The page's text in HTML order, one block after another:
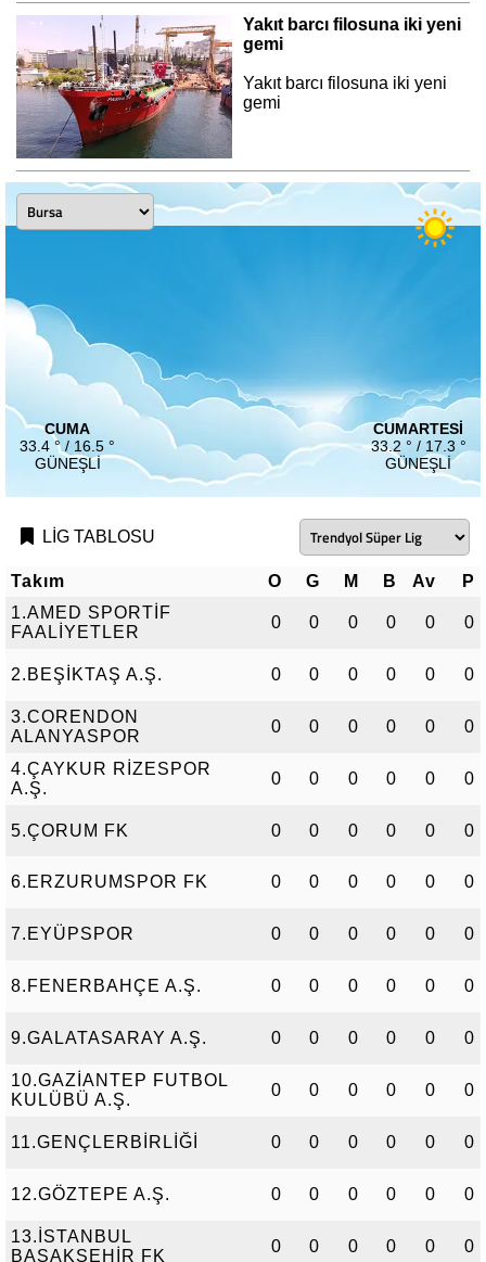
Yakıt barcı filosuna iki yeni
gemi
Yakıt barcı filosuna iki yeni
gemi
CUMA
33.4 ° / 16.5 °
GÜNEŞLI
CUMARTESI
33.2 ° / 17.3 °
GÜNEŞLI
LİG TABLOSU
Takım O G M B Av
P
1.AMED SPORTİF
FAALİYETLER
0 0 0 0 0 0
2.BEŞİKTAŞ A.Ş. 0 0 0 0 0 0
3.CORENDON
ALANYASPOR
0 0 0 0 0 0
4.ÇAYKUR RİZESPOR
A.Ş.
0 0 0 0 0 0
5.ÇORUM FK 0 0 0 0 0 0
6.ERZURUMSPOR FK 0 0 0 0 0 0
7.EYÜPSPOR 0 0 0 0 0 0
8.FENERBAHÇE A.Ş. 0 0 0 0 0 0
9.GALATASARAY A.Ş. 0 0 0 0 0 0
10.GAZİANTEP FUTBOL
KULÜBÜ A.Ş.
0 0 0 0 0 0
11.GENÇLERBİRLİĞİ 0 0 0 0 0 0
12.GÖZTEPE A.Ş. 0 0 0 0 0 0
13.İSTANBUL
BAŞAKŞEHİR FK
0 0 0 0 0 0